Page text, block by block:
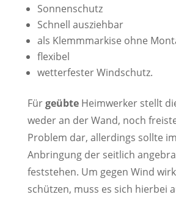
Sonnenschutz
Schnell ausziehbar
als Klemmmarkise ohne
flexibel
wetterfester Windschutz.
FürgeübteHeimwerker stellt
weder an der Wand, noch
Problem dar, allerdings sollte
Anbringung der seitlich
feststehen. Um gegen Wind
schützen, muss es sich hierbei